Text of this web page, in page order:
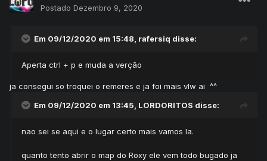
Postado Dezembro 9, 2020
Em 09/12/2020 em 15:48, rafersiq disse:
Aperta ctrl + p e muda a verção
ja consegui so troquei o remeres e ja foi mais vlw ai ^^
Em 09/12/2020 em 13:45, LORDORITOS disse:
nao sei se aqui e o lugar certo mais vamos la.
quanto tento abrir o map do Roxy ele vem todo bugado ja